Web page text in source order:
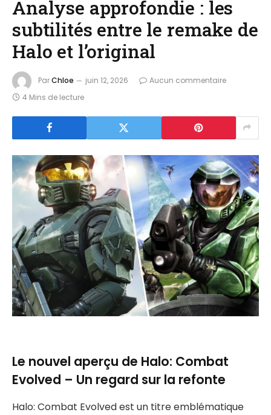
Analyse approfondie : les
subtilités entre le remake de
Halo et l’original
ParChloe juin 12, 2026
Aucun commentaire
4 Mins de lecture
Le nouvel aperçu de Halo: Combat
Evolved – Un regard sur la refonte
Halo: Combat Evolved est un titre emblématique